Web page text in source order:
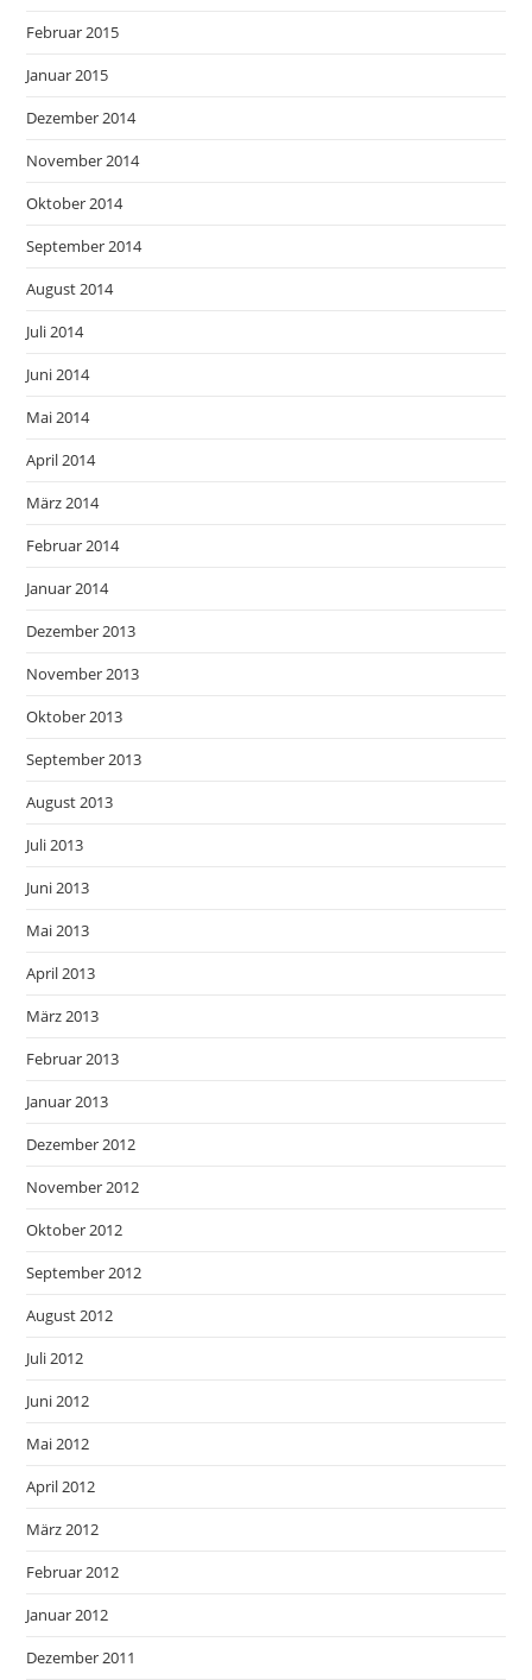
Februar 2015
Januar 2015
Dezember 2014
November 2014
Oktober 2014
September 2014
August 2014
Juli 2014
Juni 2014
Mai 2014
April 2014
März 2014
Februar 2014
Januar 2014
Dezember 2013
November 2013
Oktober 2013
September 2013
August 2013
Juli 2013
Juni 2013
Mai 2013
April 2013
März 2013
Februar 2013
Januar 2013
Dezember 2012
November 2012
Oktober 2012
September 2012
August 2012
Juli 2012
Juni 2012
Mai 2012
April 2012
März 2012
Februar 2012
Januar 2012
Dezember 2011